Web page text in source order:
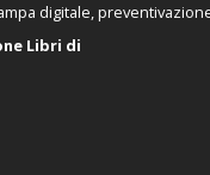
digitale,
Libri di